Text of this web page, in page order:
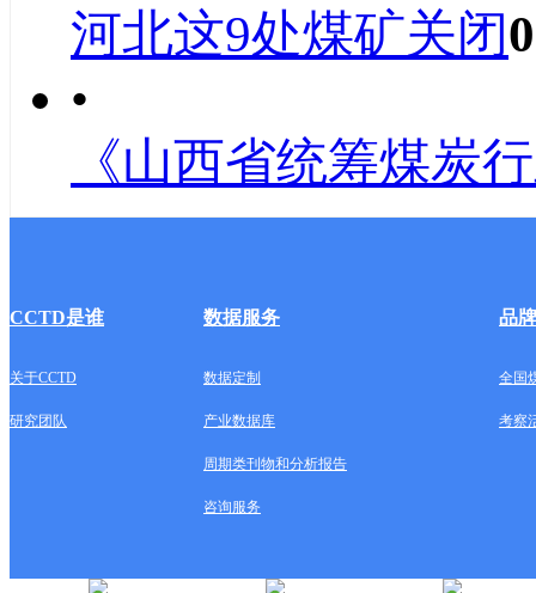
河北这9处煤矿关闭
•
《山西省统筹煤炭
CCTD是谁 数据服务 品
关于CCTD 数据定制 全国
研究团队 产业数据库 考察
周期类刊物和分析报告
咨询服务